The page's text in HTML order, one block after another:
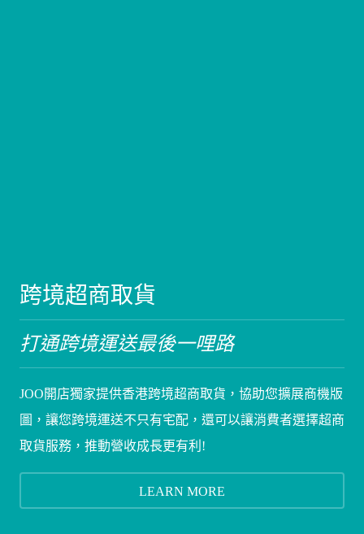
跨境超商取貨
打通跨境運送最後一哩路
JOO開店獨家提供香港跨境超商取貨，協助您擴展商機版
圖，讓您跨境運送不只有宅配，還可以讓消費者選擇超商
取貨服務，推動營收成長更有利!
LEARN MORE